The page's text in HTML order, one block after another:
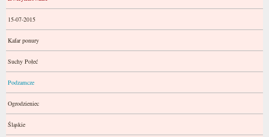
15-07-2015
Kafar ponury
Suchy Połeć
Podzamcze
Ogrodzieniec
Śląskie